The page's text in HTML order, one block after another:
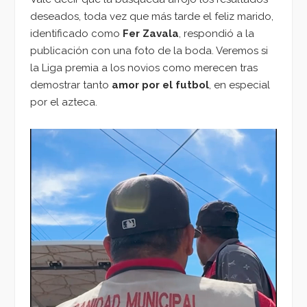
deseados, toda vez que más tarde el feliz marido,
identificado como Fer Zavala, respondió a la
publicación con una foto de la boda. Veremos si
la Liga premia a los novios como merecen tras
demostrar tanto amor por el futbol, en especial
por el azteca.
Reproductor
vídeo